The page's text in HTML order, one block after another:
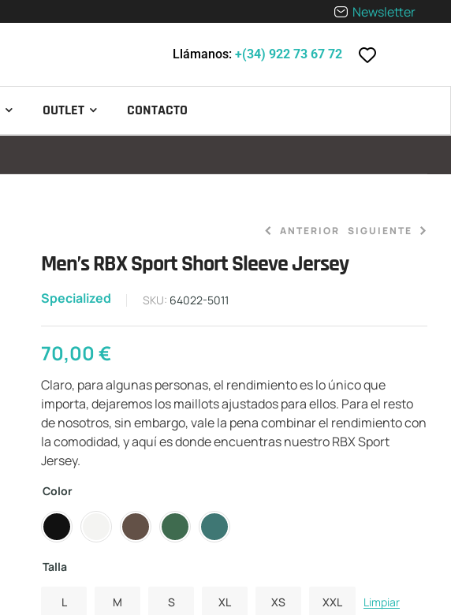
Newsletter
Llámanos: +(34) 922 73 67 72
OUTLET CONTACTO
ANTERIOR SIGUIENTE
Men’s RBX Sport Short Sleeve Jersey
Specialized SKU: 64022-5011
70,00€
Claro, para algunas personas, el rendimiento es lo único que
importa, dejaremos los maillots ajustados para ellos. Para el resto
de nosotros, sin embargo, vale la pena combinar el rendimiento con
la comodidad, y aquí es donde encuentras nuestro RBX Sport
Jersey.
Color
Talla
L M S XL XS XXL Limpiar